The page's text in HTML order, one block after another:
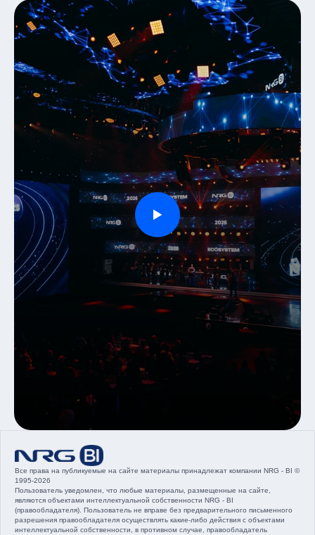
Все права на публикуемые на сайте материалы принадлежат компании NRG - BI ©
1995-2026
Пользователь уведомлен, что любые материалы, размещенные на сайте,
являются объектами интеллектуальной собственности NRG - BI
(правообладателя). Пользователь не вправе без предварительного письменного
разрешения правообладателя осуществлять какие-либо действия с объектами
интеллектуальной собственности, в противном случае, правообладатель